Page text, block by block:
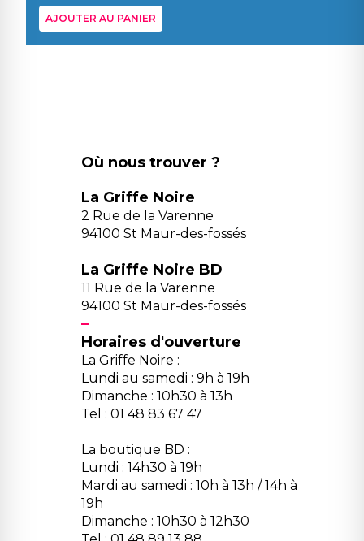
AJOUTER AU PANIER
Où nous trouver ?
La Griffe Noire
2 Rue de la Varenne
94100 St Maur-des-fossés
La Griffe Noire BD
11 Rue de la Varenne
94100 St Maur-des-fossés
Horaires d'ouverture
La Griffe Noire :
Lundi au samedi : 9h à 19h
Dimanche : 10h30 à 13h
Tel : 01 48 83 67 47
La boutique BD :
Lundi : 14h30 à 19h
Mardi au samedi : 10h à 13h / 14h à
19h
Dimanche : 10h30 à 12h30